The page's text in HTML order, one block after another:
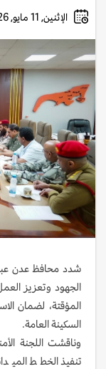
الإثنين, 11 مايو, 2026 - 04:48 مساءً
شدد محافظ عدن
الجهود وتعزيز
المؤقتة، لضمان
السكينة العامة.
وناقشت اللجنة
تنفيذ الخطط